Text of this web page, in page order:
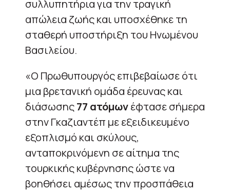
συλλυπητήρια για την τραγική
απώλεια ζωής και υποσχέθηκε τη
σταθερή υποστήριξη του Ηνωμένου
Βασιλείου.
«Ο Πρωθυπουργός επιβεβαίωσε ότι
μια βρετανική ομάδα έρευνας και
διάσωσης77 ατόμωνέφτασε σήμερα
στην Γκαζιαντέπ με εξειδικευμένο
εξοπλισμό και σκύλους,
ανταποκρινόμενη σε αίτημα της
τουρκικής κυβέρνησης ώστε να
βοηθήσει αμέσως την προσπάθεια